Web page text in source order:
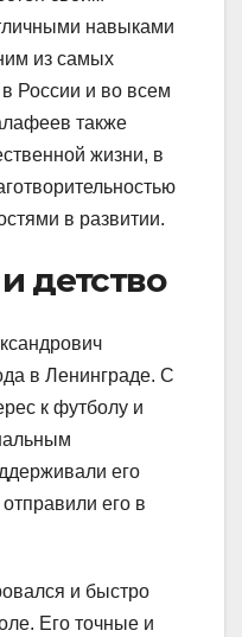
навыками
из самых
России и во всем
также
жизни, в
в развитии.
детство
в Ленинграде. С
к футболу и
его
его в
и быстро
Его точные и